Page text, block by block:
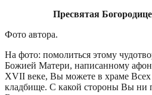
Пресвятая
Фото автора.
На фото: помолиться этому
Божией Матери, написанному
XVII веке, Вы можете в храме
кладбище. С какой стороны Вы ни